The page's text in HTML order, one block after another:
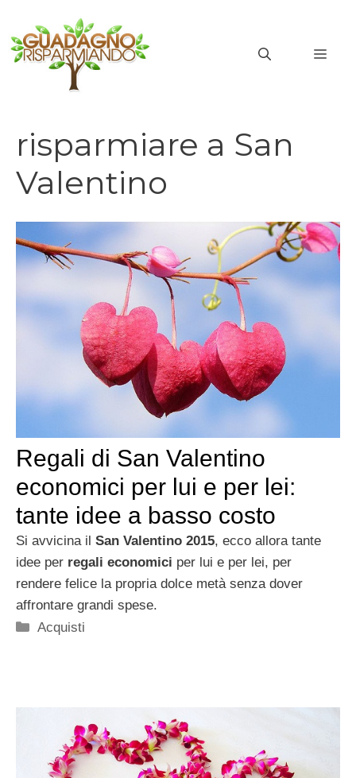
contenuto
risparmiare a San
Valentino
risparmiare a san valentino
Regali di San Valentino
economici per lui e per lei:
tante idee a basso costo
Si avvicina il San Valentino 2015, ecco allora tante
idee per regali economici per lui e per lei, per
rendere felice la propria dolce metà senza dover
affrontare grandi spese.
Categorie
Acquisti